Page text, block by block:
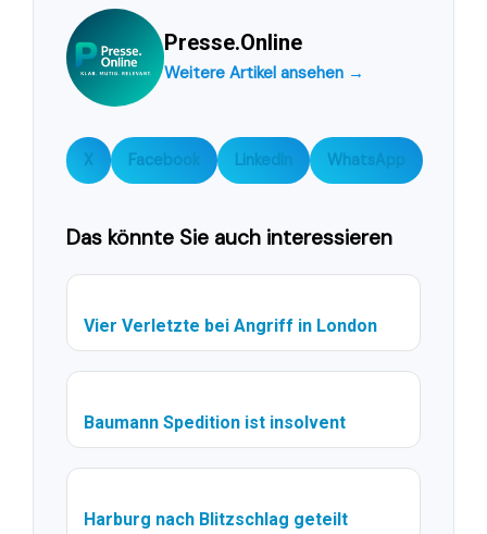
Presse.Online
Weitere Artikel ansehen →
X Facebook LinkedIn WhatsApp
Das könnte Sie auch interessieren
Vier Verletzte bei Angriff in London
Baumann Spedition ist insolvent
Harburg nach Blitzschlag geteilt